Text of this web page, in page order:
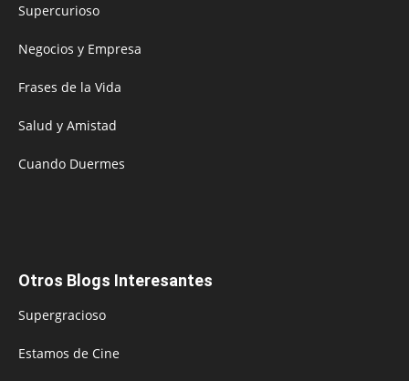
Supercurioso
Negocios y Empresa
Frases de la Vida
Salud y Amistad
Cuando Duermes
Otros Blogs Interesantes
Supergracioso
Estamos de Cine